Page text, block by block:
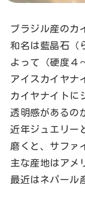
ブラジル産のカ
和名は藍晶石（
よって（硬度４
アイスカイヤナ
カイヤナイトに
透明感があるの
近年ジュエリー
磨くと、サファ
主な産地はアメ
最近はネパール